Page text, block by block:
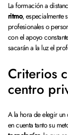
La formación a
ritmo, especialmente
profesionales o
con el apoyo
sacarán a la luz el
Criterios
centro
A la hora de elegir
en cuenta tanto su